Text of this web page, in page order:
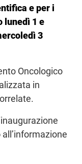
e per i
lunedì 1 e
3
Oncologico
in